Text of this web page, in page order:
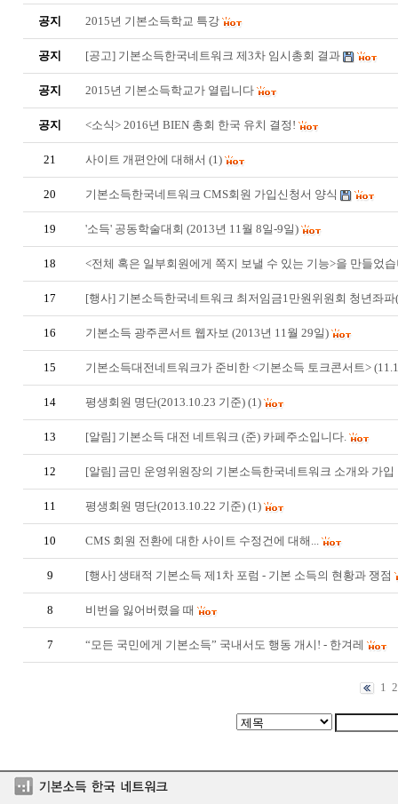
공지 2015년 기본소득학교 특강
공지 [공고] 기본소득한국네트워크 제3차 임시총회 결과
공지 2015년 기본소득학교가 열립니다
공지 <소식> 2016년 BIEN 총회 한국 유치 결정!
21 사이트 개편안에 대해서 (1)
20 기본소득한국네트워크 CMS회원 가입신청서 양식
19 '소득' 공동학술대회 (2013년 11월 8일-9일)
18 <전체 혹은 일부회원에게 쪽지 보낼 수 있는 기능>을 만들었
17 [행사] 기본소득한국네트워크 최저임금1만원위원회 청년좌
16 기본소득 광주콘서트 웹자보 (2013년 11월 29일)
15 기본소득대전네트워크가 준비한 <기본소득 토크콘서트>
14 평생회원 명단(2013.10.23 기준) (1)
13 [알림] 기본소득 대전 네트워크 (준) 카페주소입니다.
12 [알림] 금민 운영위원장의 기본소득한국네트워크 소개와 가
11 평생회원 명단(2013.10.22 기준) (1)
10 CMS 회원 전환에 대한 사이트 수정건에 대해...
9 [행사] 생태적 기본소득 제1차 포럼 - 기본 소득의 현황과 쟁점
8 비번을 잃어버렸을 때
7 “모든 국민에게 기본소득” 국내서도 행동 개시! - 한겨레
1 2